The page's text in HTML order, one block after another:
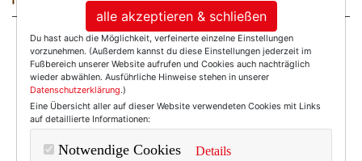
Einträge mit dem
Tag: Das Leben Ist
alle akzeptieren & schließen
Du hast auch die Möglichkeit, verfeinerte einzelne Einstellungen
vorzunehmen. (Außerdem kannst du diese Einstellungen jederzeit im
Fußbereich unserer Website aufrufen und Cookies auch nachträglich
wieder abwählen. Ausführliche Hinweise stehen in unserer
Datenschutzerklärung.)
Eine Übersicht aller auf dieser Website verwendeten Cookies mit Links
auf detaillierte Informationen:
Notwendige Cookies Details